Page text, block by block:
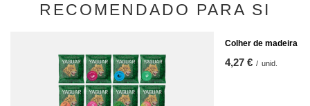
RECOMENDADO PARA SI
Colher de madeira
4,27 € / unid.